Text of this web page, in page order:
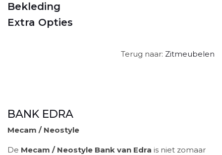
Bekleding
Extra Opties
Terug naar: Zitmeubelen
BANK EDRA
Mecam / Neostyle
De Mecam / Neostyle Bank van Edra is niet zomaar